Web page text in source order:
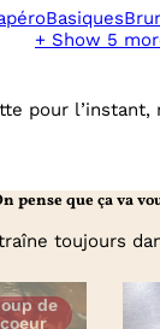
Basiques
+ Show 5
pour l’instant,
pense que ça va
toujours
de
coeur